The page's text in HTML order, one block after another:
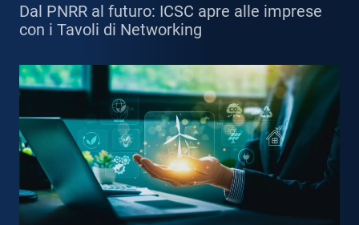
Dal PNRR al futuro: ICSC apre alle imprese
con i Tavoli di Networking